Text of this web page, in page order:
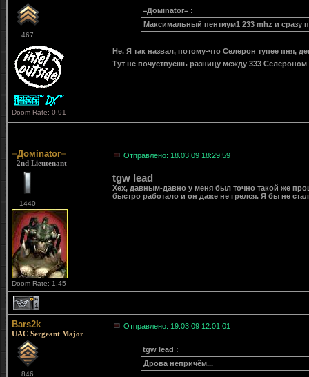
467
Doom Rate: 0.91
=Домinator= :
Максимальный пентиум1 233 mhz и сразу
Не. Я так назвал, потому-что Селерон тупее пня,
Тут не почуствуешь разницу между 333
=Домinator=
- 2nd Lieutenant -
1440
Doom Rate: 1.45
Отправлено: 18.03.09 18:29:59
tgw lead
Хех, давным-давно у меня был точно такой же
быстро работало и он даже не грелся. Я бы не
1
Bars2k
UAC Sergeant Major
846
Отправлено: 19.03.09 12:01:01
tgw lead :
Дрова непричём...